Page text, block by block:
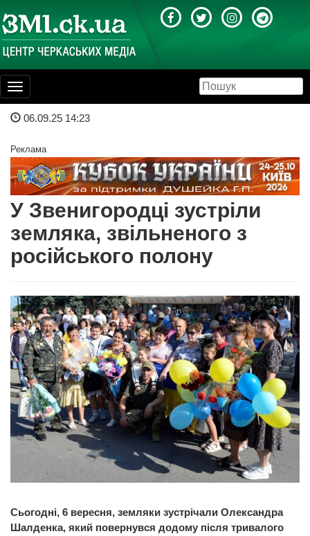
Toggle
navigation
06.09.25 14:23
Реклама
У Звенигородці зустріли
земляка, звільненого з
російського полону
Сьогодні, 6 вересня, земляки зустрічали Олександра
Шалденка, який повернувся додому після тривалого